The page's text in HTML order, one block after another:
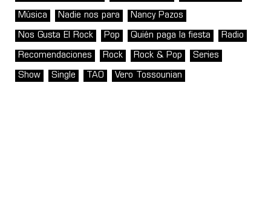
Música Nadie nos para Nancy Pazos
Nos Gusta El Rock Pop Quién paga la fiesta Radio
Recomendaciones Rock Rock & Pop Series
Show Single TAO Vero Tossounian